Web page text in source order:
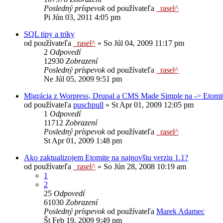
Posledný príspevokod používateľa
_rasel^
Pi Jún 03, 2011 4:05 pm
SQL tipy a triky
od používateľa
_rasel^ » So Júl 04, 2009 11:17 pm
2 Odpovedí
12930 Zobrazení
Posledný príspevokod používateľa
_rasel^
Ne Júl 05, 2009 9:51 pm
Migrácia z Worpress, Drupal a CMS Made Simple na ->
od používateľa puschpull » St Apr 01, 2009 12:05 pm
1 Odpovedí
11712 Zobrazení
Posledný príspevokod používateľa
_rasel^
St Apr 01, 2009 1:48 pm
Ako zaktualizojem Etomite na najnovšiu verziu 1.1?
od používateľa
_rasel^ » So Jún 28, 2008 10:19 am
1
2
25 Odpovedí
61030 Zobrazení
Posledný príspevokod používateľa Marek Adamec
Št Feb 19, 2009 9:49 pm